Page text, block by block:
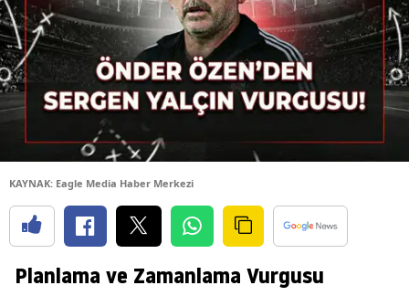
KAYNAK: Eagle Media Haber Merkezi
Planlama ve Zamanlama Vurgusu